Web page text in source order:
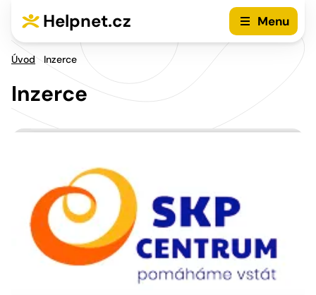
Helpnet.cz Menu
Úvod Inzerce
Inzerce
Stránkování příspěvků